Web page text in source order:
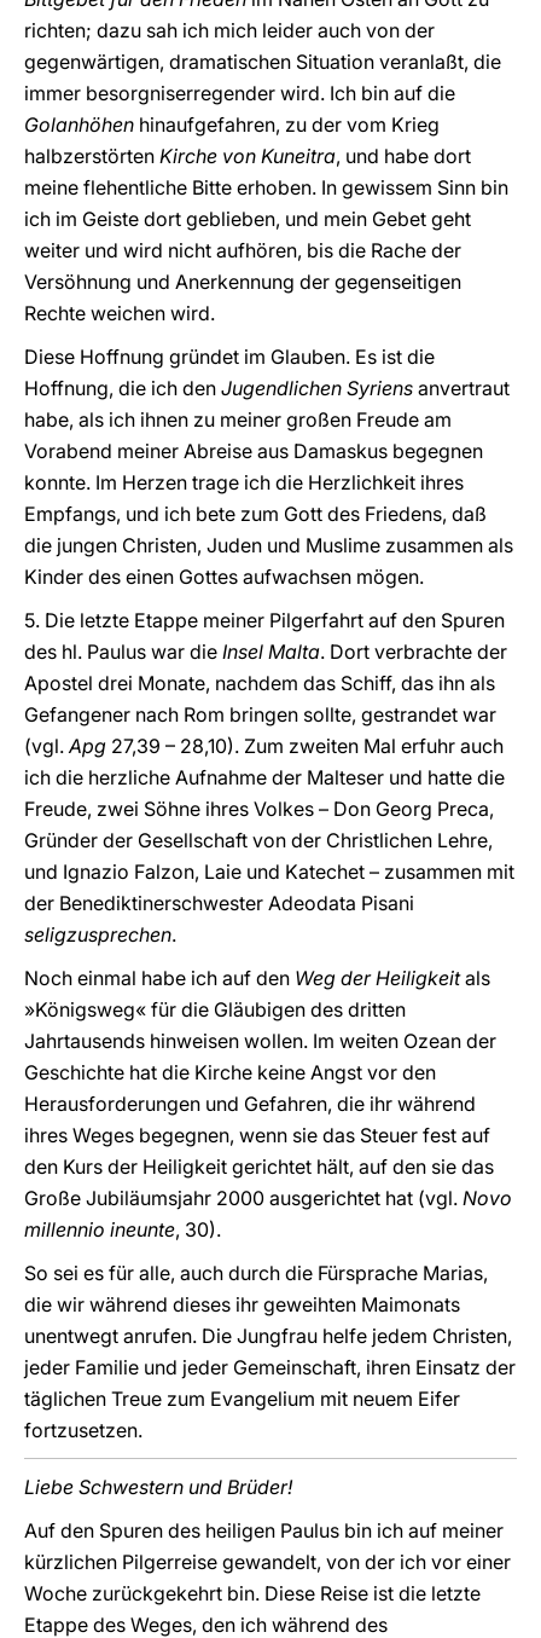
richten; dazu sah ich mich leider auch von der
gegenwärtigen, dramatischen Situation veranlaßt, die
immer besorgniserregender wird. Ich bin auf die
Golanhöhen hinaufgefahren, zu der vom Krieg
halbzerstörten Kirche von Kuneitra, und habe dort
meine flehentliche Bitte erhoben. In gewissem Sinn bin
ich im Geiste dort geblieben, und mein Gebet geht
weiter und wird nicht aufhören, bis die Rache der
Versöhnung und Anerkennung der gegenseitigen
Rechte weichen wird.
Diese Hoffnung gründet im Glauben. Es ist die
Hoffnung, die ich den Jugendlichen Syriens anvertraut
habe, als ich ihnen zu meiner großen Freude am
Vorabend meiner Abreise aus Damaskus begegnen
konnte. Im Herzen trage ich die Herzlichkeit ihres
Empfangs, und ich bete zum Gott des Friedens, daß
die jungen Christen, Juden und Muslime zusammen als
Kinder des einen Gottes aufwachsen mögen.
5. Die letzte Etappe meiner Pilgerfahrt auf den Spuren
des hl. Paulus war die Insel Malta. Dort verbrachte der
Apostel drei Monate, nachdem das Schiff, das ihn als
Gefangener nach Rom bringen sollte, gestrandet war
(vgl.Apg 27,39 – 28,10). Zum zweiten Mal erfuhr auch
ich die herzliche Aufnahme der Malteser und hatte die
Freude, zwei Söhne ihres Volkes – Don Georg Preca,
Gründer der Gesellschaft von der Christlichen Lehre,
und Ignazio Falzon, Laie und Katechet – zusammen mit
der Benediktinerschwester Adeodata Pisani
seligzusprechen.
Noch einmal habe ich auf den Weg der Heiligkeitals
»Königsweg« für die Gläubigen des dritten
Jahrtausends hinweisen wollen. Im weiten Ozean der
Geschichte hat die Kirche keine Angst vor den
Herausforderungen und Gefahren, die ihr während
ihres Weges begegnen, wenn sie das Steuer fest auf
den Kurs der Heiligkeit gerichtet hält, auf den sie das
Große Jubiläumsjahr 2000 ausgerichtet hat (vgl. Novo
millennio ineunte, 30).
So sei es für alle, auch durch die Fürsprache Marias,
die wir während dieses ihr geweihten Maimonats
unentwegt anrufen. Die Jungfrau helfe jedem Christen,
jeder Familie und jeder Gemeinschaft, ihren Einsatz der
täglichen Treue zum Evangelium mit neuem Eifer
fortzusetzen.
Liebe Schwestern und Brüder!
Auf den Spuren des heiligen Paulus bin ich auf meiner
kürzlichen Pilgerreise gewandelt, von der ich vor einer
Woche zurückgekehrt bin. Diese Reise ist die letzte
Etappe des Weges, den ich während des